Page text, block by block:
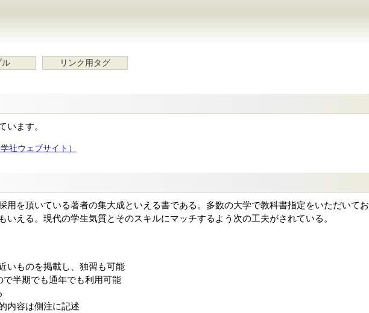
ル リンク用タグ
います。
社ウェブサイト）
用を頂いている著者の集大成といえる書である。多数の大学で教科書指定をいただいてお
いえる。現代の学生気質とそのスキルにマッチするよう次の工夫がされている。
いものを掲載し、独習も可能
で半期でも通年でも利用可能
内容は側注に記述